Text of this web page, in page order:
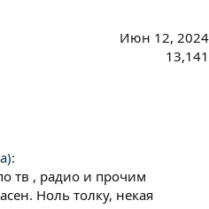
Июн 12, 2024
13,141
тв , радио и прочим
Ноль толку, некая